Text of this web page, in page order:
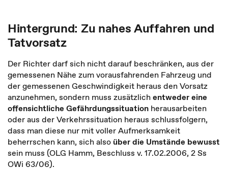
Hintergrund: Zu nahes Auffahren und
Tatvorsatz
Der Richter darf sich nicht darauf beschränken, aus der
gemessenen Nähe zum vorausfahrenden Fahrzeug und
der gemessenen Geschwindigkeit heraus den Vorsatz
anzunehmen, sondern muss zusätzlichentweder eine
offensichtliche Gefährdungssituation herausarbeiten
oder aus der Verkehrssituation heraus schlussfolgern,
dass man diese nur mit voller Aufmerksamkeit
beherrschen kann, sich also über die Umstände bewusst
sein muss (OLG Hamm, Beschluss v. 17.02.2006, 2 Ss
OWi 63/06).